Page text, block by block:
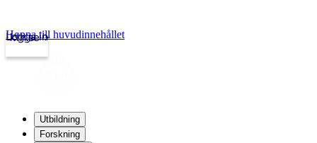
kth.se
Logga in
Hoppa till huvudinnehållet
Utbildning
Forskning